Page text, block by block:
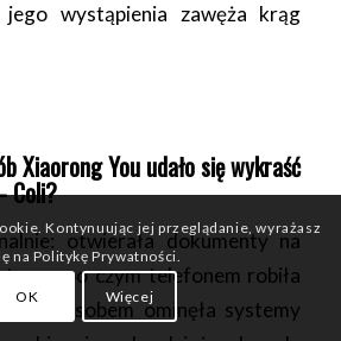
wystąpienia zawęża krąg
Xiaorong You udało się wykraść
Coli?
otwierała dokumenty na
po czym telefonem robiła
sposobem ominęła systemy
Kontynuując jej przeglądanie, wyrażasz
na Politykę Prywatności.
OK Więcej